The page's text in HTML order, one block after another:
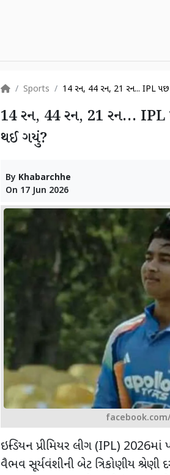
Sports 14 રન, 44 રન, 21 રન... IPL
14 રન, 44 રન, 21 રન...
થઈ ગયું?
By Khabarchhe
On 17 Jun 2026
ઇન્ડિયન પ્રીમિયર લીગ (IPL) 2026માં
વૈભવ સૂર્યવંશીની બેટ ત્રિકોણીય શ્રેણી